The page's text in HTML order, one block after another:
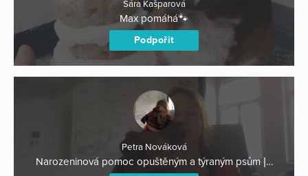
Sára Kašparová
Max pomáhá🐾
Podpořit
Petra Nováková
Narozeninová pomoc opuštěným a týraným psům |…